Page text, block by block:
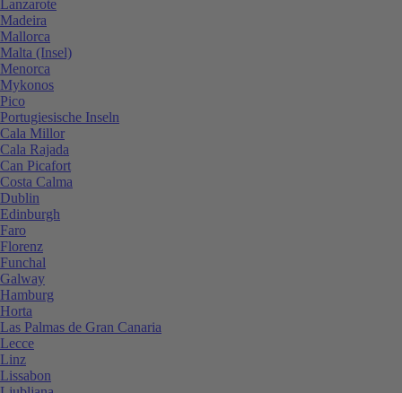
Lanzarote
Madeira
Mallorca
Malta (Insel)
Menorca
Mykonos
Pico
Portugiesische Inseln
Cala Millor
Cala Rajada
Can Picafort
Costa Calma
Dublin
Edinburgh
Faro
Florenz
Funchal
Galway
Hamburg
Horta
Las Palmas de Gran Canaria
Lecce
Linz
Lissabon